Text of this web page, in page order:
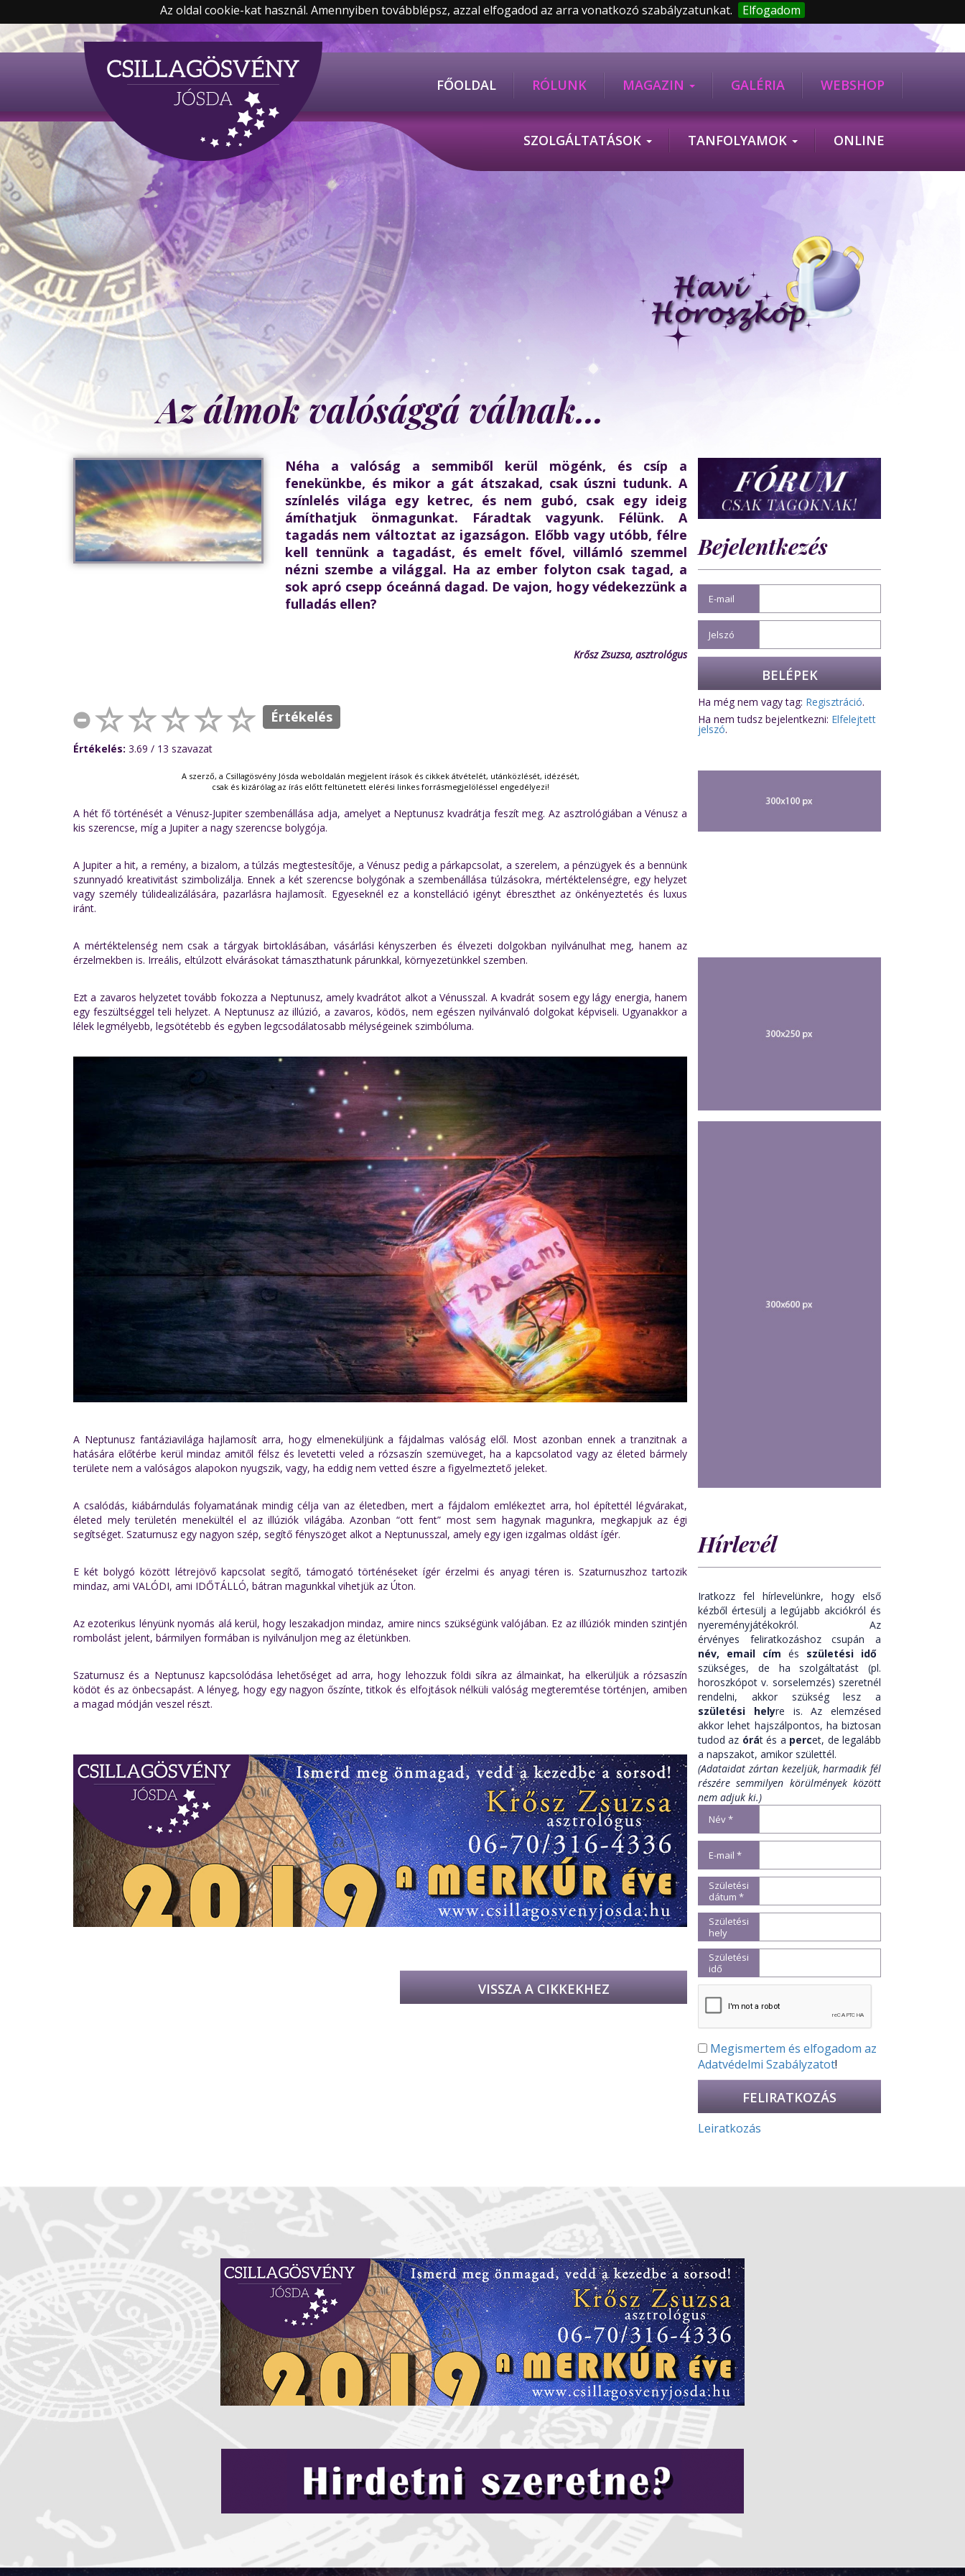
Az oldal cookie-kat használ. Amennyiben továbblépsz, azzal elfogadod az arra vonatkozó szabályzatunkat. Elfogadom
FŐOLDAL RÓLUNK MAGAZIN GALÉRIA WEBSHOP
SZOLGÁLTATÁSOK TANFOLYAMOK ONLINE
Az álmok valósággá válnak...
Néha a valóság a semmiből kerül mögénk, és csíp a
fenekünkbe, és mikor a gát átszakad, csak úszni tudunk. A
színlelés világa egy ketrec, és nem gubó, csak egy ideig
ámíthatjuk önmagunkat. Fáradtak vagyunk. Félünk. A
tagadás nem változtat az igazságon. Előbb vagy utóbb, félre
kell tennünk a tagadást, és emelt fővel, villámló szemmel
nézni szembe a világgal. Ha az ember folyton csak tagad, a
sok apró csepp óceánná dagad. De vajon, hogy védekezzünk a
fulladás ellen?
Krősz Zsuzsa, asztrológus
Értékelés
Értékelés: 3.69 / 13 szavazat
A szerző, a Csillagösvény Jósda weboldalán megjelent írások és cikkek átvételét, utánközlését, idézését,
csak és kizárólag az írás előtt feltünetett elérési linkes forrásmegjelöléssel engedélyezi!
A hét fő történését a Vénusz-Jupiter szembenállása adja, amelyet a Neptunusz kvadrátja feszít meg. Az asztrológiában a Vénusz a
kis szerencse, míg a Jupiter a nagy szerencse bolygója.
A Jupiter a hit, a remény, a bizalom, a túlzás megtestesítője, a Vénusz pedig a párkapcsolat, a szerelem, a pénzügyek és a bennünk
szunnyadó kreativitást szimbolizálja. Ennek a két szerencse bolygónak a szembenállása túlzásokra, mértéktelenségre, egy helyzet
vagy személy túlidealizálására, pazarlásra hajlamosít. Egyeseknél ez a konstelláció igényt ébreszthet az önkényeztetés és luxus
iránt.
A mértéktelenség nem csak a tárgyak birtoklásában, vásárlási kényszerben és élvezeti dolgokban nyilvánulhat meg, hanem az
érzelmekben is. Irreális, eltúlzott elvárásokat támaszthatunk párunkkal, környezetünkkel szemben.
Ezt a zavaros helyzetet tovább fokozza a Neptunusz, amely kvadrátot alkot a Vénusszal. A kvadrát sosem egy lágy energia, hanem
egy feszültséggel teli helyzet. A Neptunusz az illúzió, a zavaros, ködös, nem egészen nyilvánvaló dolgokat képviseli. Ugyanakkor a
lélek legmélyebb, legsötétebb és egyben legcsodálatosabb mélységeinek szimbóluma.
A Neptunusz fantáziavilága hajlamosít arra, hogy elmeneküljünk a fájdalmas valóság elől. Most azonban ennek a tranzitnak a
hatására előtérbe kerül mindaz amitől félsz és levetetti veled a rózsaszín szemüveget, ha a kapcsolatod vagy az életed bármely
területe nem a valóságos alapokon nyugszik, vagy, ha eddig nem vetted észre a figyelmeztető jeleket.
A csalódás, kiábárndulás folyamatának mindig célja van az életedben, mert a fájdalom emlékeztet arra, hol építettél légvárakat,
életed mely területén menekültél el az illúziók világába. Azonban “ott fent” most sem hagynak magunkra, megkapjuk az égi
segítséget. Szaturnusz egy nagyon szép, segítő fényszöget alkot a Neptunusszal, amely egy igen izgalmas oldást ígér.
E két bolygó között létrejövő kapcsolat segítő, támogató történéseket ígér érzelmi és anyagi téren is. Szaturnuszhoz tartozik
mindaz, ami VALÓDI, ami IDŐTÁLLÓ, bátran magunkkal vihetjük az Úton.
Az ezoterikus lényünk nyomás alá kerül, hogy leszakadjon mindaz, amire nincs szükségünk valójában. Ez az illúziók minden szintjén
rombolást jelent, bármilyen formában is nyilvánuljon meg az életünkben.
Szaturnusz és a Neptunusz kapcsolódása lehetőséget ad arra, hogy lehozzuk földi síkra az álmainkat, ha elkerüljük a rózsaszín
ködöt és az önbecsapást. A lényeg, hogy egy nagyon őszínte, titkok és elfojtások nélküli valóság megteremtése történjen, amiben
a magad módján veszel részt.
VISSZA A CIKKEKHEZ
Bejelentkezés
E-mail
Jelszó
Ha még nem vagy tag: Regisztráció.
Ha nem tudsz bejelentkezni: Elfelejtett
jelszó.
Hírlevél
Iratkozz fel hírlevelünkre, hogy első
kézből értesülj a legújabb akciókról és
nyereményjátékokról. Az
érvényes feliratkozáshoz csupán a
név,
email cím és születési idő
szükséges, de ha szolgáltatást (pl.
horoszkópot v. sorselemzés) szeretnél
rendelni, akkor szükség lesz a
születési helyre is. Az elemzésed
akkor lehet hajszálpontos, ha biztosan
tudod az órát és a percet, de legalább
a napszakot, amikor születtél.
(Adataidat zártan kezeljük, harmadik fél
részére semmilyen körülmények között
nem adjuk ki.)
Név *
E-mail *
Születési
dátum *
Születési
hely
Születési
idő
Megismertem és elfogadom az
Adatvédelmi Szabályzatot!
Leiratkozás